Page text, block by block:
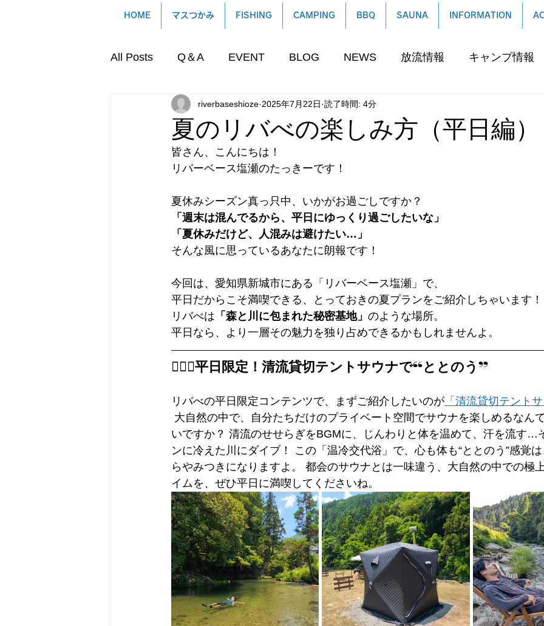
HOME マスつかみ FISHING CAMPING BBQ SAUNA INFORMATION
All Posts Q＆A EVENT BLOG NEWS 放流情報 キャンプ情報
夏のリバべの楽しみ方（平日編）
riverbaseshioze 2025年7月22日 読了時間: 4分
皆さん、こんにちは！
リバーベース塩瀬のたっきーです！
夏休みシーズン真っ只中、いかがお過ごしですか？
「週末は混んでるから、平日にゆっくり過ごしたいな」
「夏休みだけど、人混みは避けたい…」
そんな風に思っているあなたに朗報です！
今回は、愛知県新城市にある「リバーベース塩瀬」で、
平日だからこそ満喫できる、とっておきの夏プランをご紹介しちゃいます
リバべは 「森と川に包まれた秘密基地」 のような場所。
平日なら、より一層その魅力を独り占めできるかもしれませんよ。
🧖‍♀️✨平日限定！清流貸切テントサウナで“ととのう”
リバべの平日限定コンテンツで、まずご紹介したいのが 「清流貸切テント
いですか？ 清流のせせらぎをBGMに、じんわりと体を温めて、汗を流す…
ンに冷えた川にダイブ！ この「温冷交代浴」で、心も体も“ととのう”感覚
らやみつきになりますよ。 都会のサウナとは一味違う、大自然の中での極
イムを、ぜひ平日に満喫してくださいね。